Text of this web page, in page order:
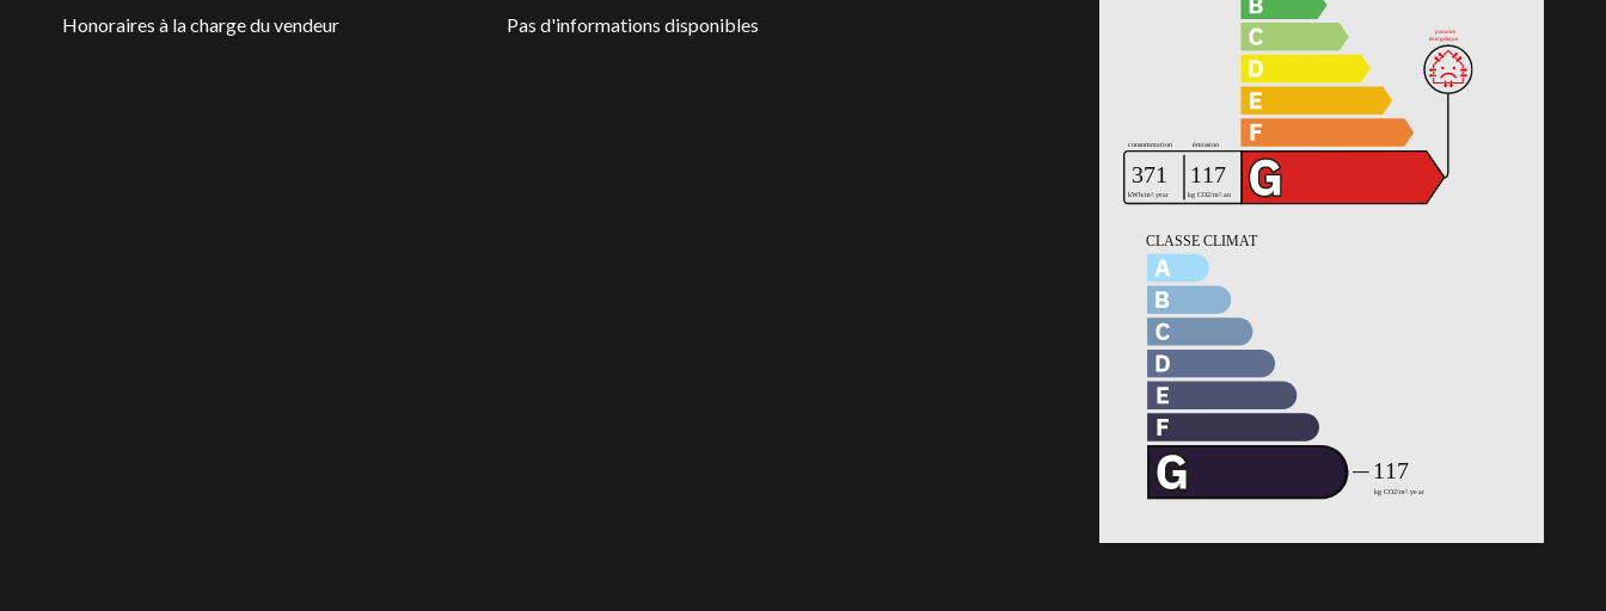
Honoraires à la charge du vendeur Pas d'informations disponibles